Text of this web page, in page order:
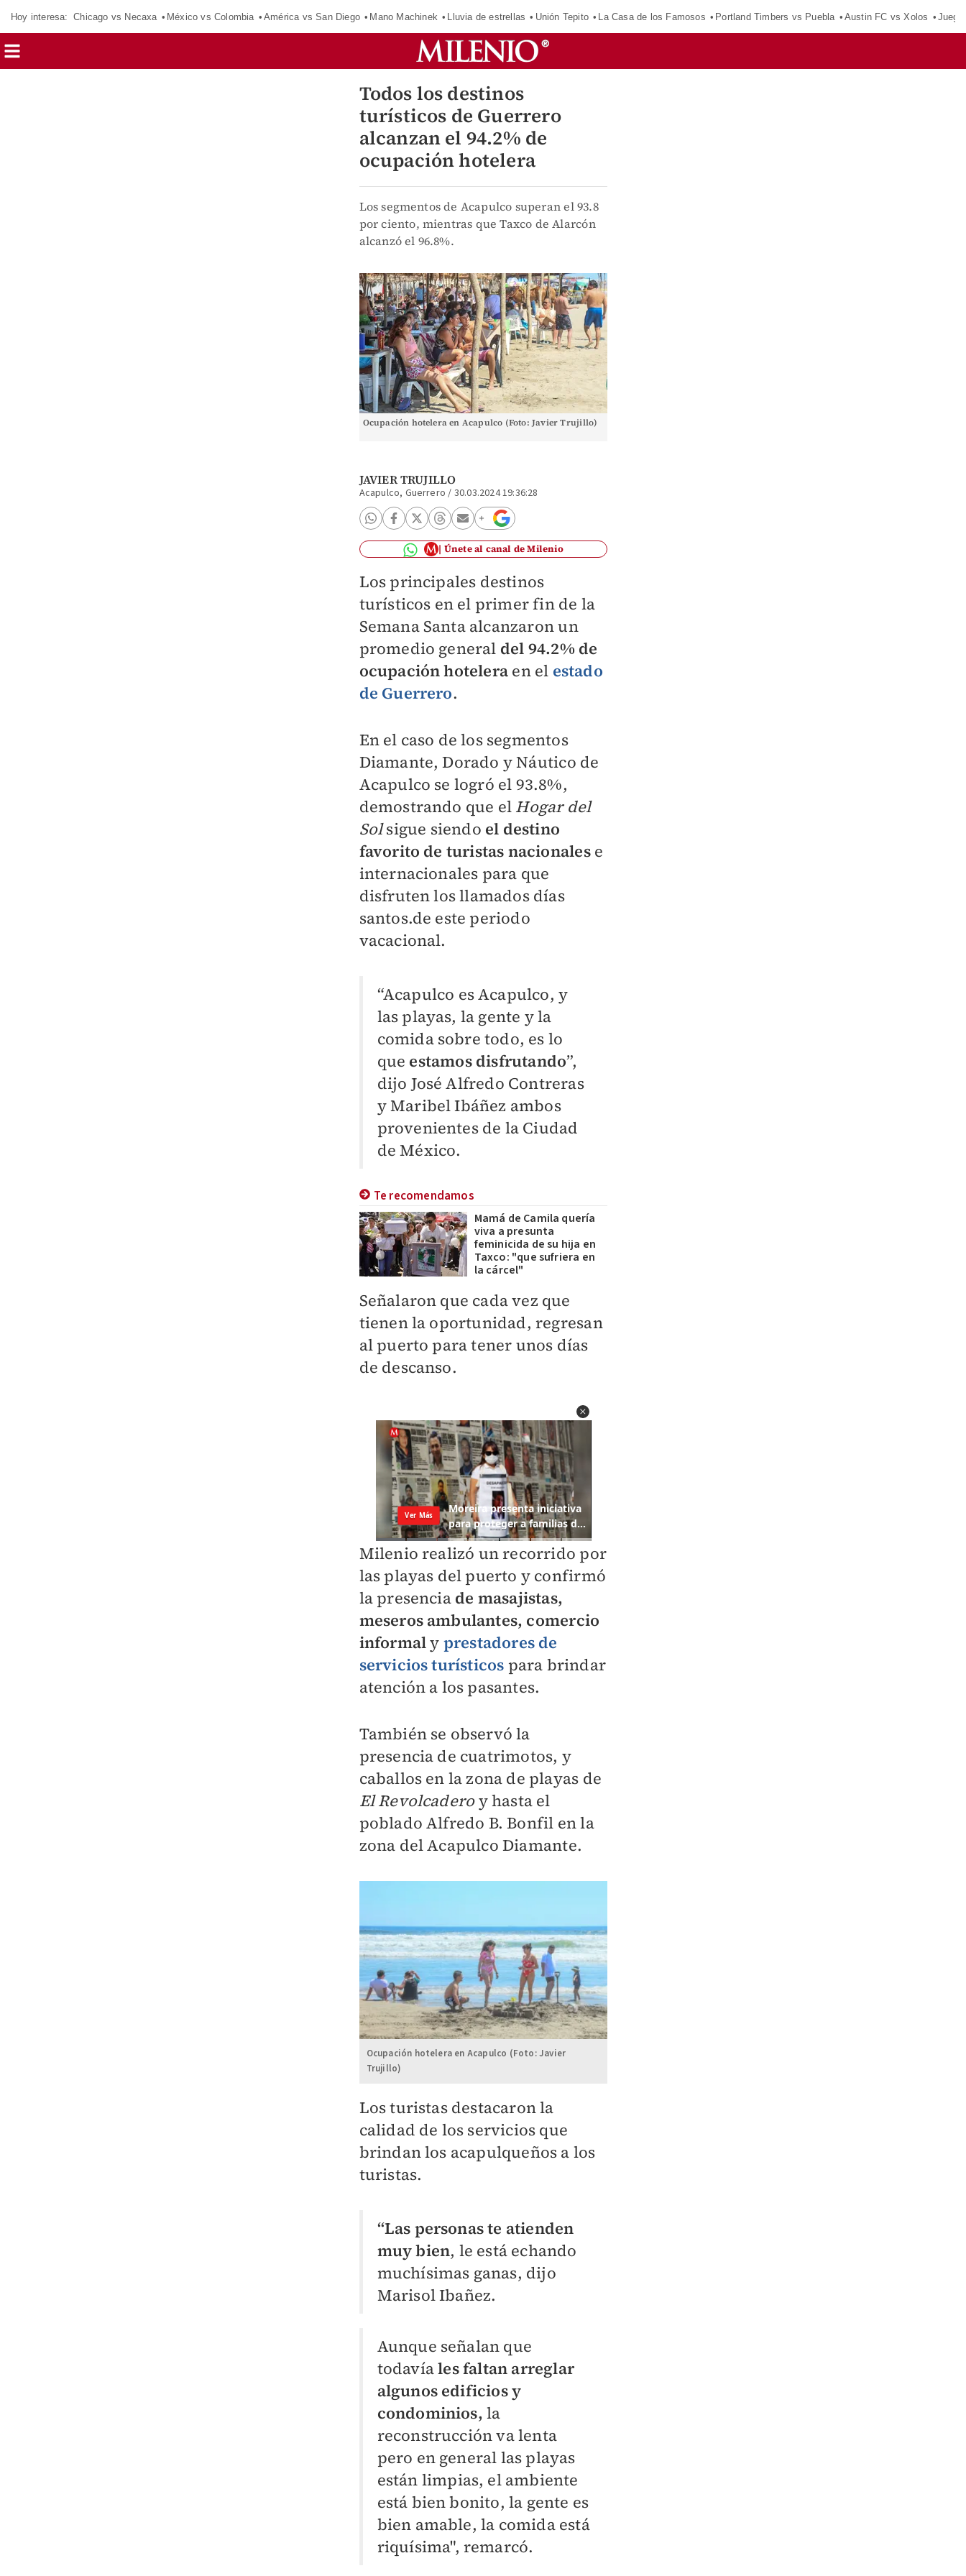
Hoy interesa: Chicago vs Necaxa México vs Colombia América vs San Diego Mano Machinek Lluvia de estrellas Unión Tepito La Casa de los Famosos Portland Timbers vs Puebla Austin FC vs Xolos
Todos los destinos
turísticos de Guerrero
alcanzan el 94.2% de
ocupación hotelera
Los segmentos de Acapulco superan el 93.8
por ciento, mientras que Taxco de Alarcón
alcanzó el 96.8%.
Ocupación hotelera en Acapulco (Foto: Javier Trujillo)
JAVIER TRUJILLO
Acapulco, Guerrero / 30.03.2024 19:36:28
Únete al canal de Milenio
Los principales destinos
turísticos en el primer fin de la
Semana Santa alcanzaron un
promedio general del 94.2% de
ocupación hotelera en el estado
de Guerrero.
En el caso de los segmentos
Diamante, Dorado y Náutico de
Acapulco se logró el 93.8%,
demostrando que el Hogar del
Solsigue siendo el destino
favorito de turistas nacionalese
internacionales para que
disfruten los llamados días
santos.de este periodo
vacacional.
“Acapulco es Acapulco, y
las playas, la gente y la
comida sobre todo, es lo
que estamos disfrutando”,
dijo José Alfredo Contreras
y Maribel Ibáñez ambos
provenientes de la Ciudad
de México.
Te recomendamos
Mamá de Camila quería
viva a presunta
feminicida de su hija en
Taxco: "que sufriera en
la cárcel"
Señalaron que cada vez que
tienen la oportunidad, regresan
al puerto para tener unos días
de descanso.
Milenio realizó un recorrido por
las playas del puerto y confirmó
la presencia de masajistas,
meseros ambulantes, comercio
informaly prestadores de
servicios turísticos para brindar
atención a los pasantes.
También se observó la
presencia de cuatrimotos, y
caballos en la zona de playas de
El Revolcaderoy hasta el
poblado Alfredo B. Bonfil en la
zona del Acapulco Diamante.
Ocupación hotelera en Acapulco (Foto: Javier
Trujillo)
Los turistas destacaron la
calidad de los servicios que
brindan los acapulqueños a los
turistas.
“Las personas te atienden
muy bien, le está echando
muchísimas ganas, dijo
Marisol Ibañez.
Aunque señalan que
todavíales faltan arreglar
algunos edificios y
condominios,la
reconstrucción va lenta
pero en general las playas
están limpias, el ambiente
está bien bonito, la gente es
bien amable, la comida está
riquísima", remarcó.